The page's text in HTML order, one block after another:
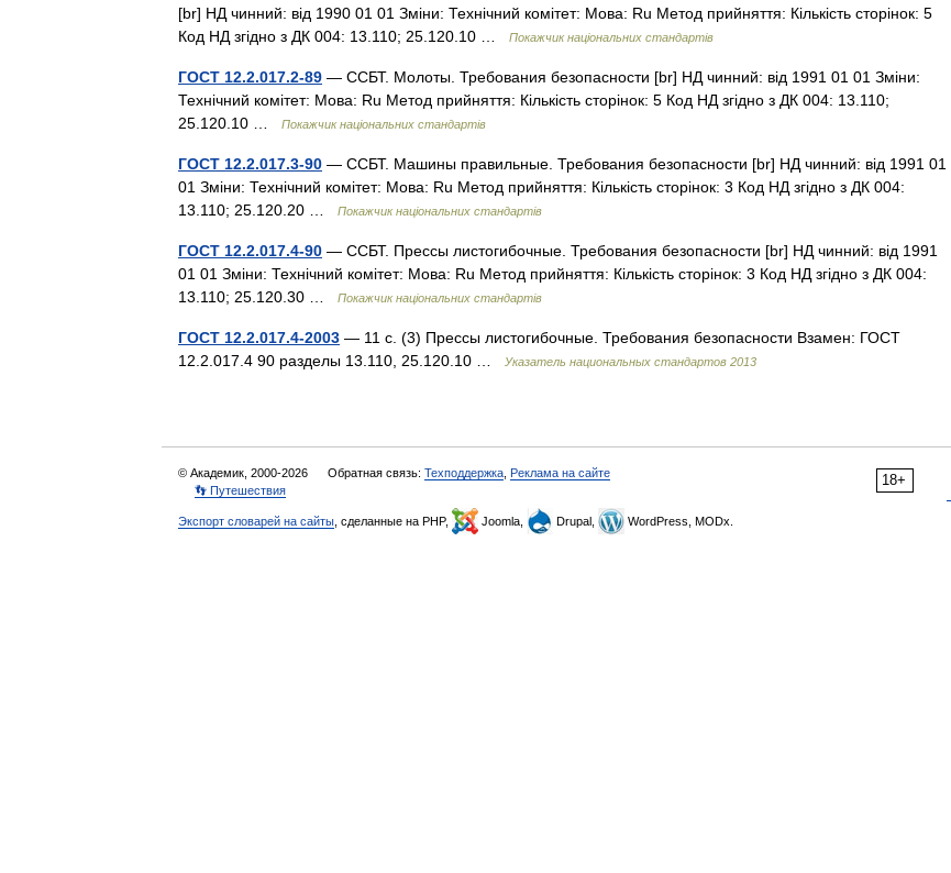
[br] НД чинний: від 1990 01 01 Зміни: Технічний комітет: Мова: Ru Метод прийняття: Кількість сторінок: 5
Код НД згідно з ДК 004: 13.110; 25.120.10 …
Покажчик національних стандартів
ГОСТ 12.2.017.2-89 — ССБТ. Молоты. Требования безопасности [br] НД чинний: від 1991 01 01 Зміни:
Технічний комітет: Мова: Ru Метод прийняття: Кількість сторінок: 5 Код НД згідно з ДК 004: 13.110;
25.120.10 …
Покажчик національних стандартів
ГОСТ 12.2.017.3-90 — ССБТ. Машины правильные. Требования безопасности [br] НД чинний: від 1991 01
01 Зміни: Технічний комітет: Мова: Ru Метод прийняття: Кількість сторінок: 3 Код НД згідно з ДК 004:
13.110; 25.120.20 …
Покажчик національних стандартів
ГОСТ 12.2.017.4-90 — ССБТ. Прессы листогибочные. Требования безопасности [br] НД чинний: від 1991
01 01 Зміни: Технічний комітет: Мова: Ru Метод прийняття: Кількість сторінок: 3 Код НД згідно з ДК 004:
13.110; 25.120.30 …
Покажчик національних стандартів
ГОСТ 12.2.017.4-2003 — 11 с. (3) Прессы листогибочные. Требования безопасности Взамен: ГОСТ
12.2.017.4 90 разделы 13.110, 25.120.10 …
Указатель национальных стандартов 2013
18+
© Академик, 2000-2026 Обратная связь: Техподдержка Реклама на сайте
👣 Путешествия
Экспорт словарей на сайты , сделанные на PHP, Joomla, Drupal, WordPress, MODx.